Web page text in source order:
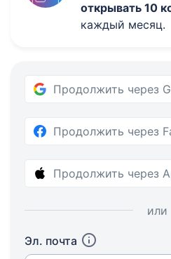
открывать 10
каждый месяц.
Продолжить через
Продолжить через
Продолжить через
или
Эл. почта